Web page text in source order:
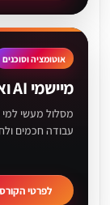
אוטומציה וסוכנים
מיישמי AI ואוטומציה
עבודה חכמים
לפרטי הקורס